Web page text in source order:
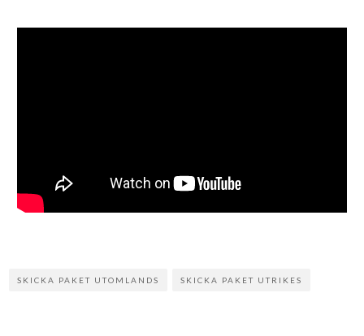
SKICKA PAKET UTOMLANDS SKICKA PAKET UTRIKES